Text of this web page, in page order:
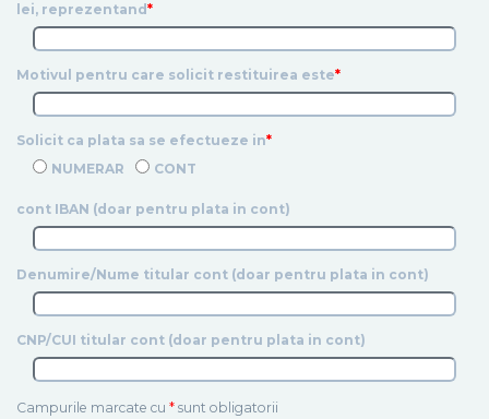
lei, reprezentand *
Motivul pentru care solicit restituirea este*
Solicit ca plata sa se efectueze in*
NUMERAR
CONT
cont IBAN (doar pentru plata in cont)
Denumire/Nume titular cont (doar pentru plata in cont)
CNP/CUI titular cont (doar pentru plata in cont)
Campurile marcate cu * sunt obligatorii